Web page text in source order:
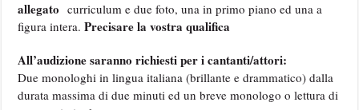
allegato curriculum e due foto, una in primo piano ed una a
figura intera.Precisare la vostra qualifica
All’audizione saranno richiesti per i cantanti/attori:
Due monologhi in lingua italiana (brillante e drammatico) dalla
durata massima di due minuti ed un breve monologo o lettura di